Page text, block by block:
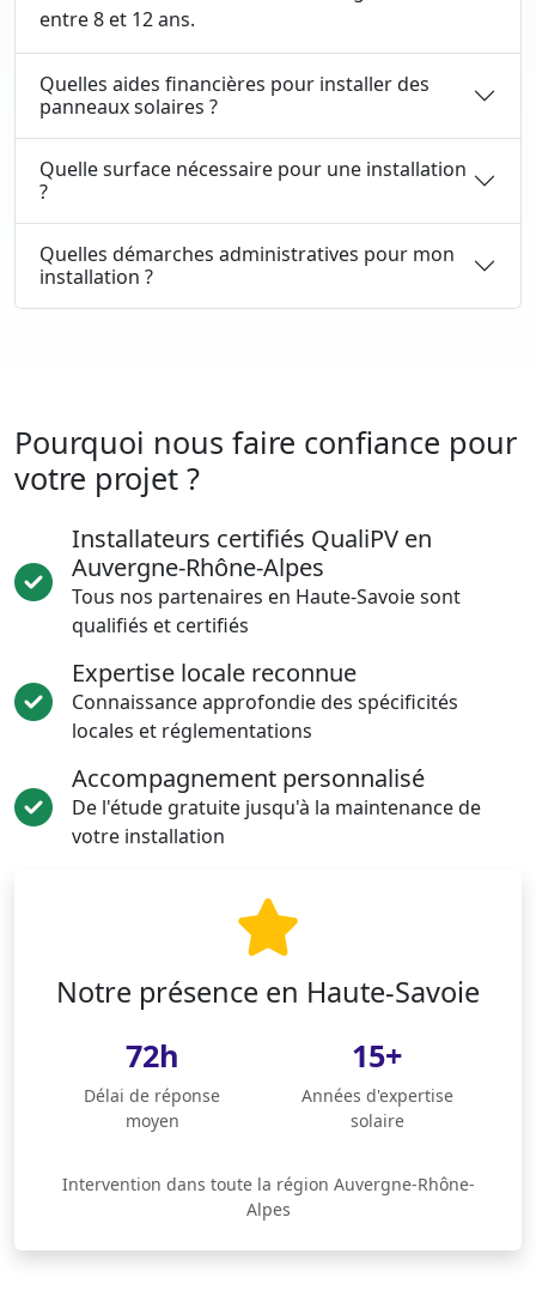
entre 8 et 12 ans.
Quelles aides financières pour installer des
panneaux solaires ?
Quelle surface nécessaire pour une installation
?
Quelles démarches administratives pour mon
installation ?
Pourquoi nous faire confiance pour
votre projet ?
Installateurs certifiés QualiPV en
Auvergne-Rhône-Alpes
Tous nos partenaires en Haute-Savoie sont
qualifiés et certifiés
Expertise locale reconnue
Connaissance approfondie des spécificités
locales et réglementations
Accompagnement personnalisé
De l'étude gratuite jusqu'à la maintenance de
votre installation
Notre présence en Haute-Savoie
72h
Délai de réponse
moyen
15+
Années d'expertise
solaire
Intervention dans toute la région Auvergne-Rhône-
Alpes